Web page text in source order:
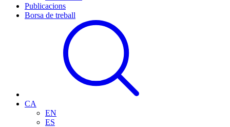
Publicacions
Borsa de treball
CA
EN
ES